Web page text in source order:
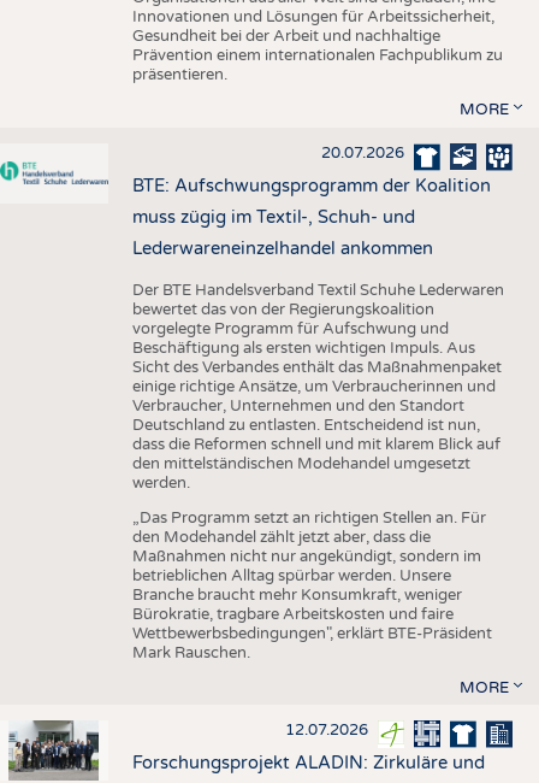
Innovationen und Lösungen für Arbeitssicherheit,
Gesundheit bei der Arbeit und nachhaltige
Prävention einem internationalen Fachpublikum zu
präsentieren.
MORE
20.07.2026
BTE: Aufschwungsprogramm der Koalition
muss zügig im Textil-, Schuh- und
Lederwareneinzelhandel ankommen
Der BTE Handelsverband Textil Schuhe Lederwaren
bewertet das von der Regierungskoalition
vorgelegte Programm für Aufschwung und
Beschäftigung als ersten wichtigen Impuls. Aus
Sicht des Verbandes enthält das Maßnahmenpaket
einige richtige Ansätze, um Verbraucherinnen und
Verbraucher, Unternehmen und den Standort
Deutschland zu entlasten. Entscheidend ist nun,
dass die Reformen schnell und mit klarem Blick auf
den mittelständischen Modehandel umgesetzt
werden.
„Das Programm setzt an richtigen Stellen an. Für
den Modehandel zählt jetzt aber, dass die
Maßnahmen nicht nur angekündigt, sondern im
betrieblichen Alltag spürbar werden. Unsere
Branche braucht mehr Konsumkraft, weniger
Bürokratie, tragbare Arbeitskosten und faire
Wettbewerbsbedingungen", erklärt BTE-Präsident
Mark Rauschen.
MORE
12.07.2026
Forschungsprojekt ALADIN: Zirkuläre und